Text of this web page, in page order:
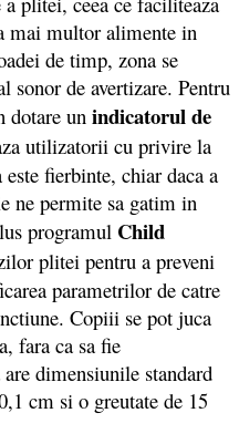
mai multor alimente in
de timp, zona se
sonor de avertizare. Pentru
dotare un indicatorul de
utilizatorii cu privire la
fierbinte, chiar daca a
ne permite sa gatim in
programul Child
plitei pentru a preveni
parametrilor de catre
Copiii se pot juca
fara ca sa fie
dimensiunile standard
cm si o greutate de 15